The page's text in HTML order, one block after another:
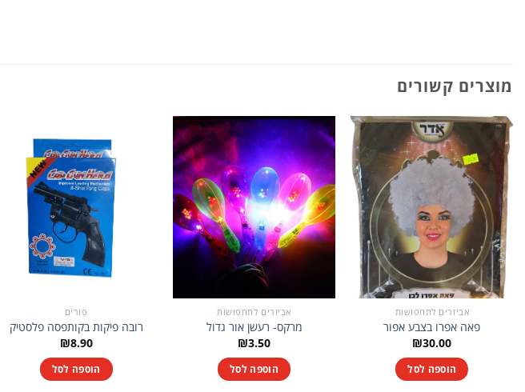
מוצרים קשורים
אביזרים לתחפושות
פאה אפרו בצבע אפור
₪30.00
הוספה לסל
אביזרים לתחפושות
מרקס- רעשן אור גדול
₪3.50
הוספה לסל
פורים
רובה פיקות בקותפסה פלסטיק
₪8.90
הוספה לסל